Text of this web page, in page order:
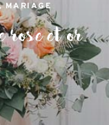
MARIAGE
et or